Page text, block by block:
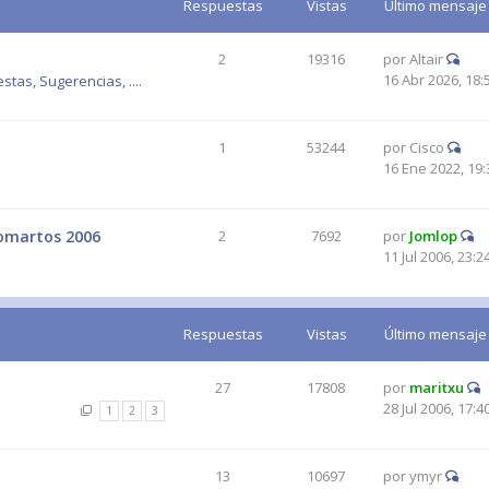
Respuestas Vistas Último mensaje
Sugerencias, ....
2 19316 porAltair
16 Abr 2026,
1 53244 por Cisco
16 Ene 2022,
2006 2 7692 por Jomlop
11 Jul 2006,
Respuestas Vistas Último mensaje
1 2 3
27 17808 por maritxu
28 Jul 2006,
13 10697 porymyr